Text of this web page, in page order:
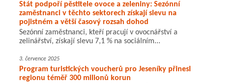
Stát podpoří pěstitele ovoce a zeleniny: Sezónní
zaměstnanci v těchto sektorech získají slevu na
pojistném a větší časový rozsah dohod
Sezónní zaměstnanci, kteří pracují v ovocnářství a
zelinářství, získají slevu 7,1 % na sociálním...
3. července 2025
Program turistických voucherů pro Jeseníky přinesl
regionu téměř 300 milionů korun